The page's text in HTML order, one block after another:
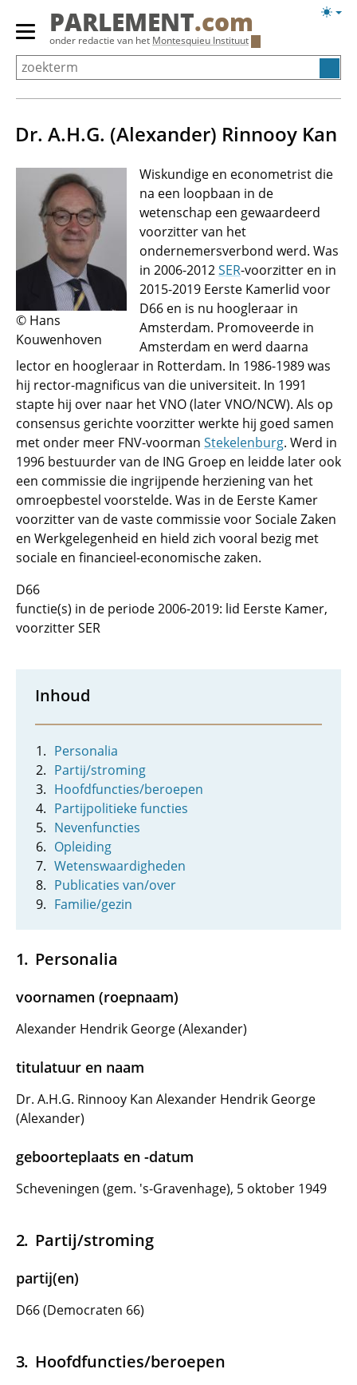
Overslaan
Primair
menu
tonen/verbergen
PARLEMENT.com
onder redactie van het Montesquieu Instituut
Dr. A.H.G. (Alexander) Rinnooy Kan
© Hans
Kouwenhoven
Wiskundige en econometrist die
na een loopbaan in de
wetenschap een gewaardeerd
voorzitter van het
ondernemersverbond werd. Was
in 2006-2012SER-voorzitter en in
2015-2019 Eerste Kamerlid voor
D66 en is nu hoogleraar in
Amsterdam. Promoveerde in
Amsterdam en werd daarna
lector en hoogleraar in Rotterdam. In 1986-1989 was
hij rector-magnificus van die universiteit. In 1991
stapte hij over naar het VNO (later VNO/NCW). Als op
consensus gerichte voorzitter werkte hij goed samen
met onder meer FNV-voorman Stekelenburg. Werd in
1996 bestuurder van de ING Groep en leidde later ook
een commissie die ingrijpende herziening van het
omroepbestel voorstelde. Was in de Eerste Kamer
voorzitter van de vaste commissie voor Sociale Zaken
en Werkgelegenheid en hield zich vooral bezig met
sociale en financieel-economische zaken.
D66
functie(s) in de periode 2006-2019: lid Eerste Kamer,
voorzitter SER
Inhoud
Personalia
Partij/stroming
Hoofdfuncties/beroepen
Partijpolitieke functies
Nevenfuncties
Opleiding
Wetenswaardigheden
Publicaties van/over
Familie/gezin
Personalia
voornamen (roepnaam)
Alexander Hendrik George (Alexander)
titulatuur en naam
Dr. A.H.G. Rinnooy Kan Alexander Hendrik George
(Alexander)
geboorteplaats en -datum
Scheveningen (gem. 's-Gravenhage), 5 oktober 1949
Partij/stroming
partij(en)
D66 (Democraten 66)
Hoofdfuncties/beroepen